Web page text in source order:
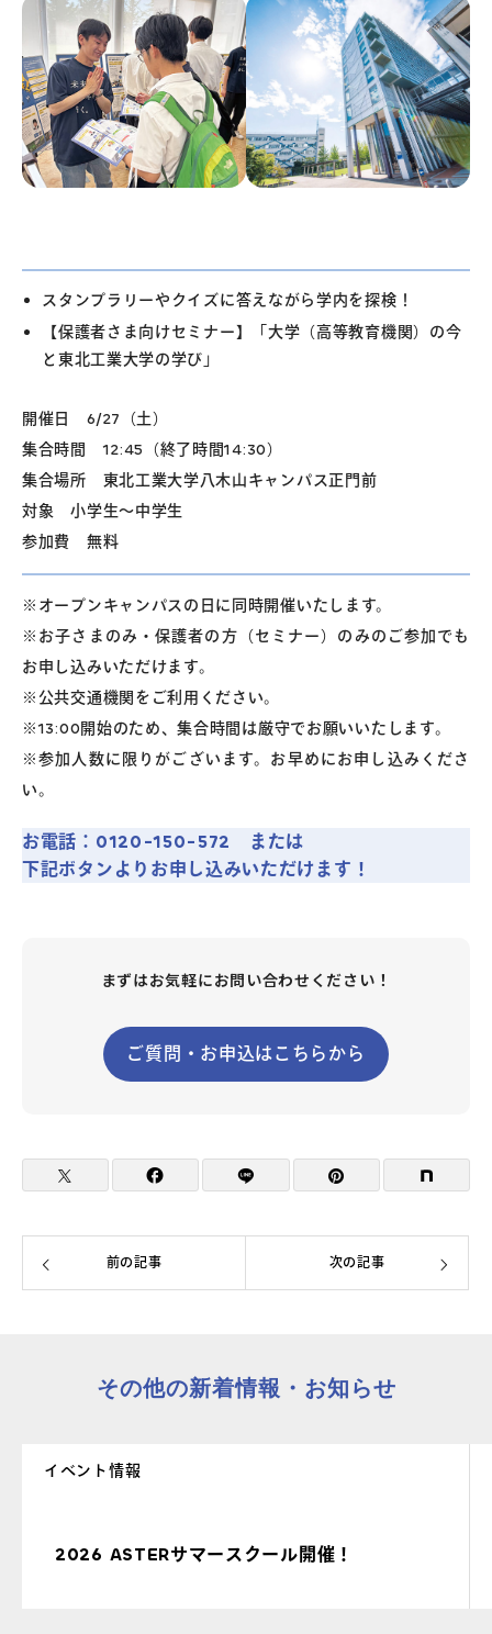
スタンプラリーやクイズに答えながら学内を探検！
【保護者さま向けセミナー】「大学（高等教育機関）の今
と東北工業大学の学び」
開催日 6/27（土）
集合時間 12:45（終了時間14:30）
集合場所 東北工業大学八木山キャンパス正門前
対象 小学生～中学生
参加費 無料
※オープンキャンパスの日に同時開催いたします。
※お子さまのみ・保護者の方（セミナー）のみのご参加でも
お申し込みいただけます。
※公共交通機関をご利用ください。
※13:00開始のため、集合時間は厳守でお願いいたします。
※参加人数に限りがございます。お早めにお申し込みくださ
い。
お電話：0120-150-572 または
下記ボタンよりお申し込みいただけます！
まずはお気軽にお問い合わせください！
ご質問・お申込はこちらから
前の記事 次の記事
その他の新着情報・お知らせ
イベント情報
2026 ASTERサマースクール開催！